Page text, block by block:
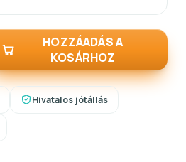
HOZZÁADÁS A
KOSÁRHOZ
Hivatalos jótállás